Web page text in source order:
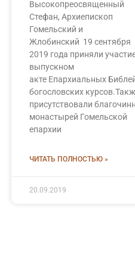
Высокопреосвященный
Стефан, Архиепископ
Гомельский и
Жлобинский 19 сентября
2019 года приняли
выпускном
акте Епархиальных
богословских
присутствовали
монастырей Гомельской
епархии
ЧИТАТЬ ПОЛНОСТЬЮ »
20.09.2019